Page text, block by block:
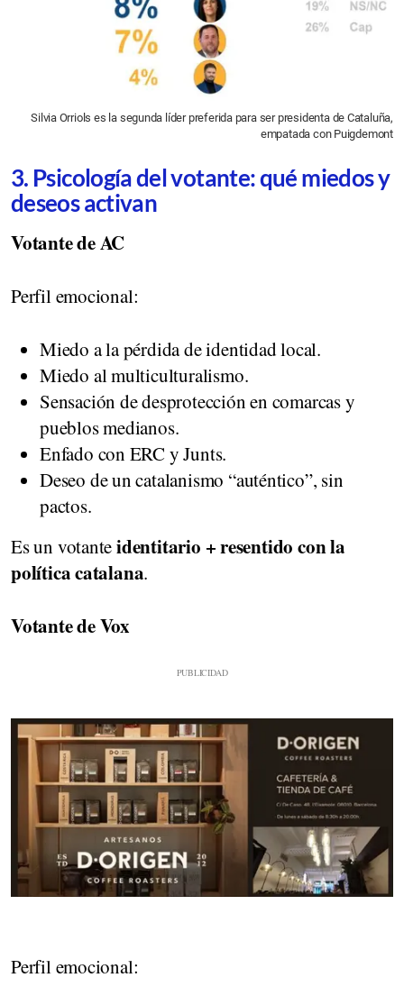
Silvia Orriols es la segunda líder preferida para ser presidenta de Cataluña,
empatada con Puigdemont
3. Psicología del votante: qué miedos y
deseos activan
Votante de AC
Perfil emocional:
Miedo a la pérdida de identidad local.
Miedo al multiculturalismo.
Sensación de desprotección en comarcas y
pueblos medianos.
Enfado con ERC y Junts.
Deseo de un catalanismo “auténtico”, sin
pactos.
Es un votanteidentitario + resentido con la
política catalana.
Votante de Vox
Perfil emocional: